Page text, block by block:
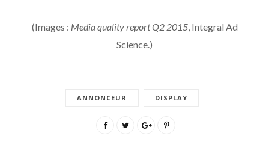
(Images : Media quality report Q2 2015, Integral Ad
Science.)
ANNONCEUR DISPLAY